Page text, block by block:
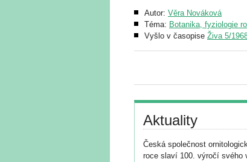
Autor: Věra Nováková
Téma: Botanika, fyziologie
Vyšlo v časopise Živa 5/
Aktuality
Česká společnost
roce slaví 100. výročí svého